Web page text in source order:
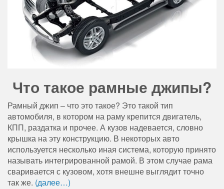
Что такое рамные джипы?
Рамный джип – что это такое? Это такой тип
автомобиля, в котором на раму крепится двигатель,
КПП, раздатка и прочее. А кузов надевается, словно
крышка на эту конструкцию. В некоторых авто
используется несколько иная система, которую принято
называть интегрированной рамой. В этом случае рама
сваривается с кузовом, хотя внешне выглядит точно
так же. (далее…)